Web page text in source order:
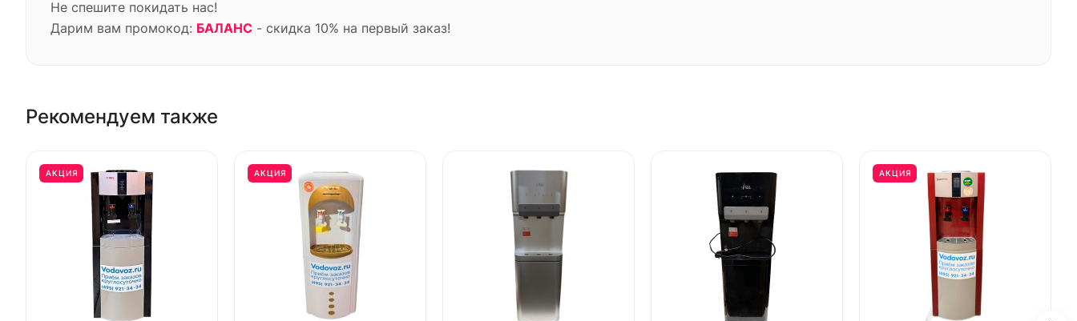
Не спешите покидать нас!
Дарим вам промокод: БАЛАНС - скидка 10% на первый заказ!
Рекомендуем также
АКЦИЯ АКЦИЯ АКЦИЯ